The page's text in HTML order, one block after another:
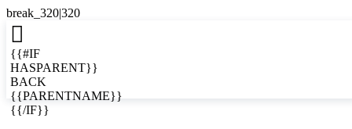

{{#IF
HASPARENT}}
BACK
{{PARENTNAME}}
{{/IF}}